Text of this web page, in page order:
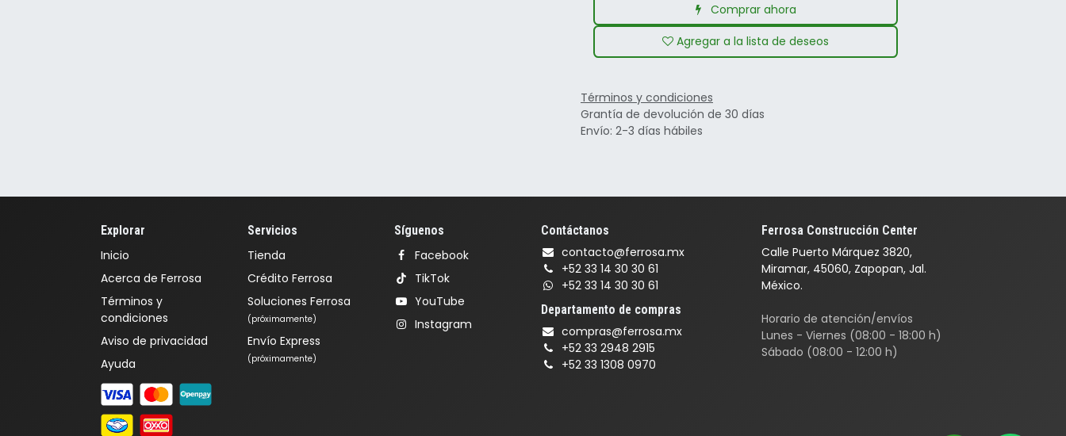
Comprar ahora
Agregar a la lista de deseos
Términos y condiciones
Grantía de devolución de 30 días
Envío: 2-3 días hábiles
Explorar
Inicio
Acerca de Ferrosa
Términos y
condiciones
Aviso de privacidad
Ayuda
Servicios
Tienda
Crédito Ferrosa
Soluciones Ferrosa
(próximamente)
Envío Express
(próximamente)
Ferrosa Construcción Center
Calle Puerto Márquez 3820,
Miramar, 45060, Zapopan, Jal.
México.
Horario de atención/envíos
Lunes - Viernes (08:00 - 18:00 h)
Sábado (08:00 - 12:00 h)
Síguenos
Facebook
TikTok
YouTube
Instagram
Contáctanos
contacto@ferrosa.mx
+52 33 14 30 30 61
+52 33 14 30 30 61
Departamento de compras
compras@ferrosa.mx
+52 33 2948 2915
+52 33 1308 0970